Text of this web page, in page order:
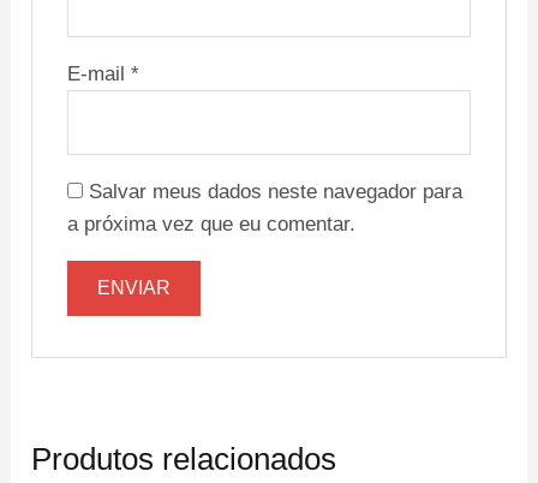
E-mail *
Salvar meus dados neste navegador para
a próxima vez que eu comentar.
Produtos relacionados